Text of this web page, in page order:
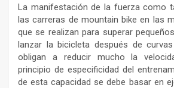
La manifestación de la fuerza como
las carreras de mountain bike en las
que se realizan para superar
lanzar la bicicleta después de
obligan a reducir mucho la
principio de especificidad del
de esta capacidad se debe basar en